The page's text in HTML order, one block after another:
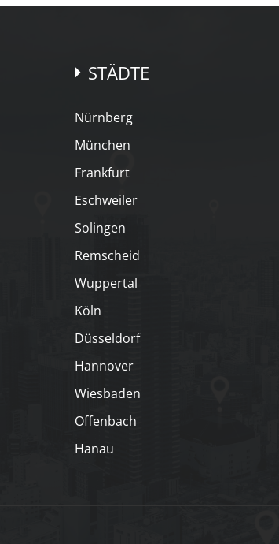
STÄDTE
Nürnberg
München
Frankfurt
Eschweiler
Solingen
Remscheid
Wuppertal
Köln
Düsseldorf
Hannover
Wiesbaden
Offenbach
Hanau